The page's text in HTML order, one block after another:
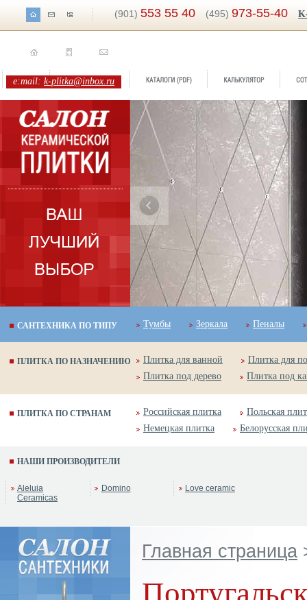
(901) 553 55 40 (495) 973-55-40
e:mail: k-plitka@inbox.ru
Бренд:Ad Maiora
САНТЕХНИКА ПО ТИПУ Тумбы Зеркала Пеналы
ПЛИТКА ПО НАЗНАЧЕНИЮ Плитка для ванной
Плитка для
Плитка под дерево
Плитка под
ПЛИТКА ПО СТРАНАМ Российская плитка
Польская
Немецкая плитка
Белорусская
НАШИ ПРОИЗВОДИТЕЛИ
Aleluia
Ceramicas
Domino Love ceramic
Главная страница